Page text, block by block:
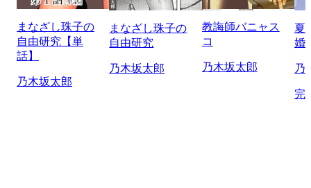
まなざし珠子の
自由研究【単
話】
乃木坂太郎
まなざし珠子の
自由研究
乃木坂太郎
教誨師バニャス
コ
乃木坂太郎
夏
婚
乃
完